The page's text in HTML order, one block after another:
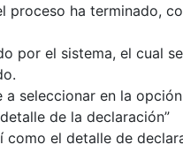
proceso ha terminado,
por el sistema, el cual
seleccionar en la
de la declaración”
el detalle de